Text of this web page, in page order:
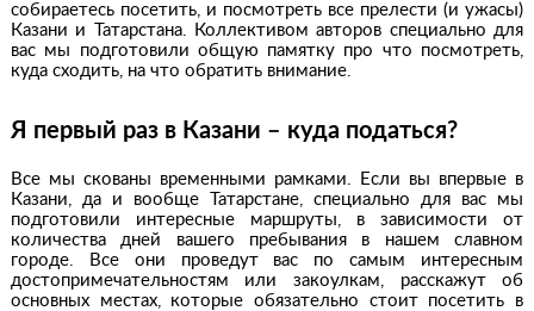
собираетесь посетить, и посмотреть все прелести (и ужасы)
Казани и Татарстана. Коллективом авторов специально для
вас мы подготовили общую памятку про что посмотреть,
куда сходить, на что обратить внимание.
Я первый раз в Казани – куда податься?
Все мы скованы временными рамками. Если вы впервые в
Казани, да и вообще Татарстане, специально для вас мы
подготовили интересные маршруты, в зависимости от
количества дней вашего пребывания в нашем славном
городе. Все они проведут вас по самым интересным
достопримечательностям или закоулкам, расскажут об
основных местах, которые обязательно стоит посетить в